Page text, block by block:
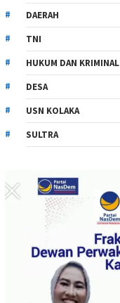
DAERAH
TNI
HUKUM DAN KRIMINAL
DESA
USN KOLAKA
SULTRA